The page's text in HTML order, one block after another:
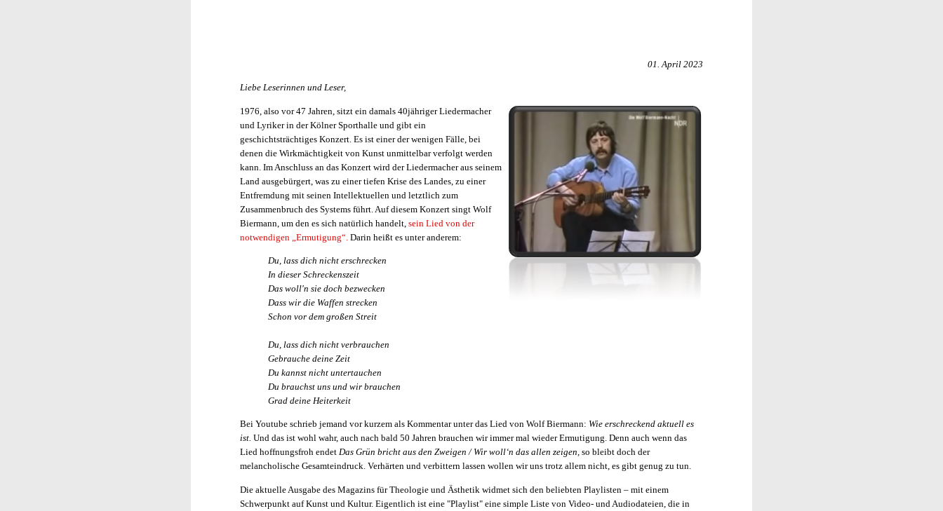
01.April 2023
Liebe Leserinnen und Leser,
1976, also vor 47 Jahren, sitzt ein damals 40jähriger Liedermacher
und Lyriker in der Kölner Sporthalle und gibt ein
geschichtsträchtiges Konzert. Es ist einer der wenigen Fälle, bei
denen die Wirkmächtigkeit von Kunst unmittelbar verfolgt werden
kann. Im Anschluss an das Konzert wird der Liedermacher aus seinem
Land ausgebürgert, was zu einer tiefen Krise des Landes, zu einer
Entfremdung mit seinen Intellektuellen und letztlich zum
Zusammenbruch des Systems führt. Auf diesem Konzert singt Wolf
Biermann, um den es sich natürlich handelt, sein Lied von der
notwendigen „Ermutigung“. Darin heißt es unter anderem:
Du, lass dich nicht erschrecken
In dieser Schreckenszeit
Das woll'n sie doch bezwecken
Dass wir die Waffen strecken
Schon vor dem großen Streit
Du, lass dich nicht verbrauchen
Gebrauche deine Zeit
Du kannst nicht untertauchen
Du brauchst uns und wir brauchen
Grad deine Heiterkeit
Bei Youtube schrieb jemand vor kurzem als Kommentar unter das Lied von Wolf Biermann: Wie erschreckend aktuell es
ist. Und das ist wohl wahr, auch nach bald 50 Jahren brauchen wir immer mal wieder Ermutigung. Denn auch wenn das
Lied hoffnungsfroh endet Das Grün bricht aus den Zweigen / Wir woll‘n das allen zeigen, so bleibt doch der
melancholische Gesamteindruck. Verhärten und verbittern lassen wollen wir uns trotz allem nicht, es gibt genug zu tun.
Die aktuelle Ausgabe des Magazins für Theologie und Ästhetik widmet sich den beliebten Playlisten – mit einem
Schwerpunkt auf Kunst und Kultur. Eigentlich ist eine "Playlist" eine simple Liste von Video- und Audiodateien, die in